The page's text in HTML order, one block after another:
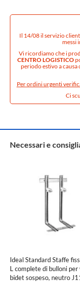
Il 14/08 il servizio
messi
Vi ricordiamo che i
CENTRO LOGISTICO
periodo estivo a
Per ordini urgenti
Ci
Necessari e
Ideal Standard Staffe
L complete di bulloni per
bidet sospeso, neutro